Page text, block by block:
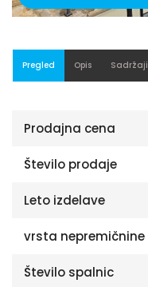
Pregled Opis Sadržaji
Prodajna cena
Število prodaje
Leto izdelave
vrsta nepremičnine
Število spalnic